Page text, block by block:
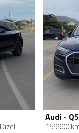
Dizel 159900